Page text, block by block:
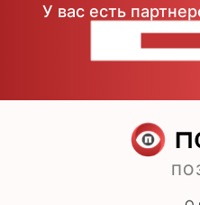
У вас есть